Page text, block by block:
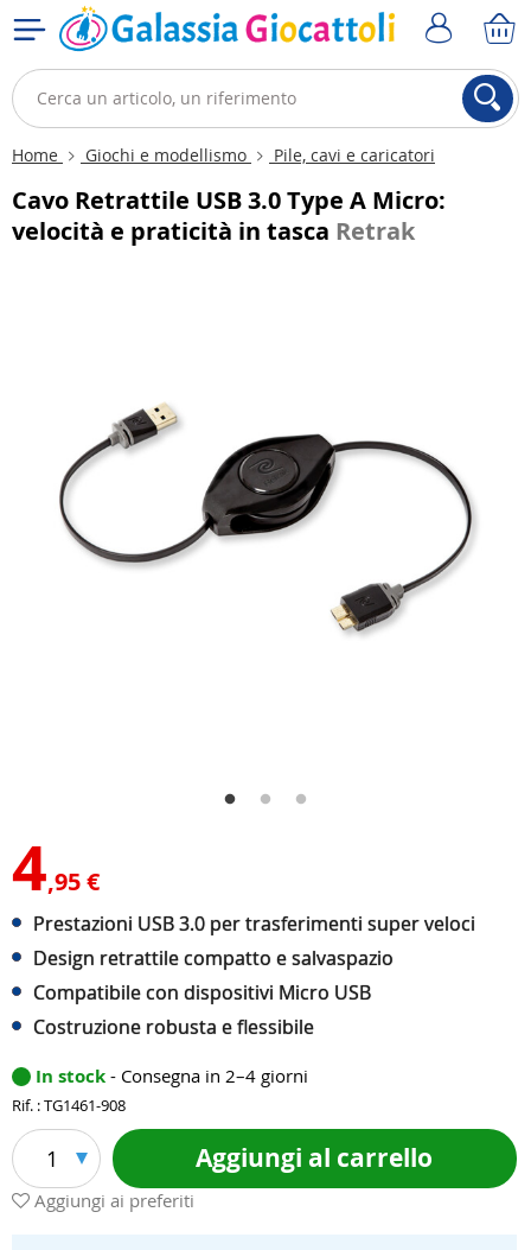
Home Giochi e modellismo Pile, cavi e caricatori
Cavo Retrattile USB 3.0 Type A Micro:
velocità e praticità in tasca Retrak
4,95 €
Prestazioni USB 3.0 per trasferimenti super veloci
Design retrattile compatto e salvaspazio
Compatibile con dispositivi Micro USB
Costruzione robusta e flessibile
In stock - Consegna in 2–4 giorni
Rif. : TG1461-908
1 Aggiungi al carrello
Aggiungi ai preferiti